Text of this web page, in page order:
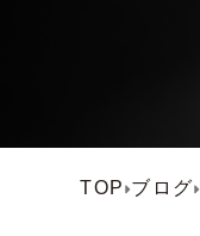
TOP ブログ